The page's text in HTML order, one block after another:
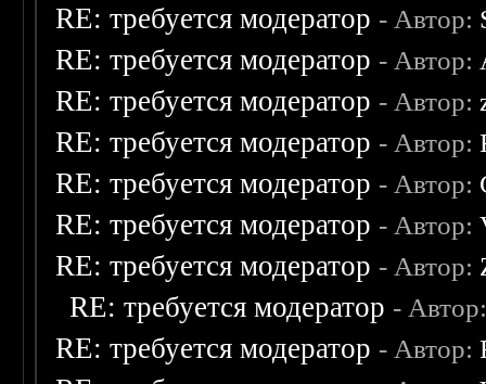
RE: требуется модератор - Автор:
RE: требуется модератор - Автор:
RE: требуется модератор - Автор:
RE: требуется модератор - Автор:
RE: требуется модератор - Автор:
RE: требуется модератор - Автор:
RE: требуется модератор - Автор:
RE: требуется модератор -
RE: требуется модератор - Автор: